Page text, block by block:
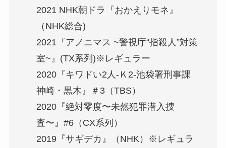
2021 NHK朝ドラ『おかえりモネ』
（NHK総合)
2021『アノニマス ~警視庁“指殺人”対策
室~』(TX系列)※レギュラー
2020『キワドい2人-Ｋ2-池袋署刑事課
神崎・黒木』＃3（TBS）
2020『絶対零度〜未然犯罪潜入捜
査〜』#6（CX系列）
2019『サギデカ』（NHK）※レギュラ